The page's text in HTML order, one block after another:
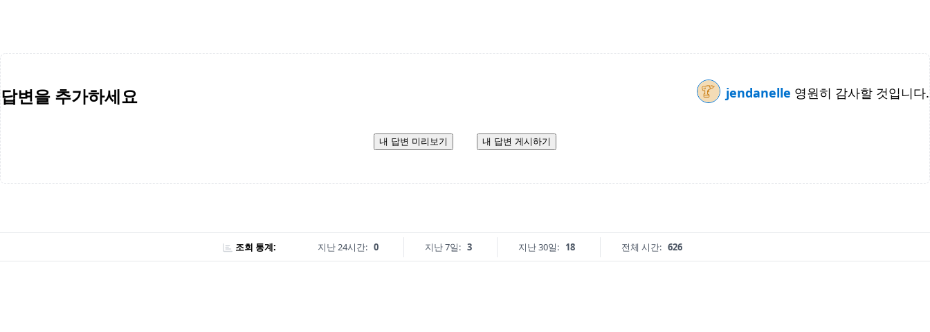
답변을 추가하세요 jendanelle 영원히 감사할 것입니다.
내 답변 미리보기 내 답변 게시하기
조회 통계: 지난 24시간: 0 지난 7일: 3 지난 30일: 18 전체 시간: 626